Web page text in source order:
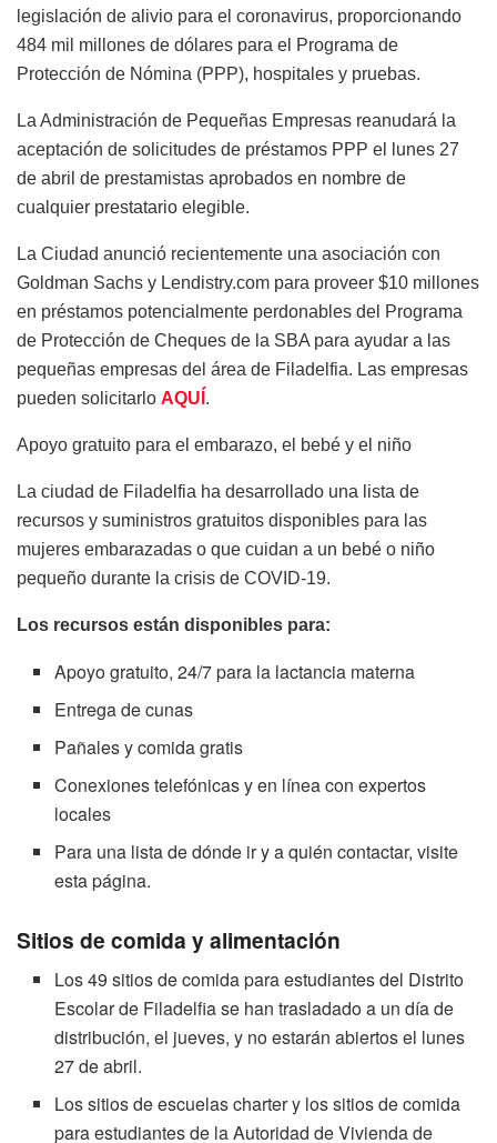
legislación de alivio para el coronavirus, proporcionando
484 mil millones de dólares para el Programa de
Protección de Nómina (PPP), hospitales y pruebas.
La Administración de Pequeñas Empresas reanudará la
aceptación de solicitudes de préstamos PPP el lunes 27
de abril de prestamistas aprobados en nombre de
cualquier prestatario elegible.
La Ciudad anunció recientemente una asociación con
Goldman Sachs y Lendistry.com para proveer $10 millones
en préstamos potencialmente perdonables del Programa
de Protección de Cheques de la SBA para ayudar a las
pequeñas empresas del área de Filadelfia. Las empresas
pueden solicitarlo AQUÍ .
Apoyo gratuito para el embarazo, el bebé y el niño
La ciudad de Filadelfia ha desarrollado una lista de
recursos y suministros gratuitos disponibles para las
mujeres embarazadas o que cuidan a un bebé o niño
pequeño durante la crisis de COVID-19.
Los recursos están disponibles para:
Apoyo gratuito, 24/7 para la lactancia materna
Entrega de cunas
Pañales y comida gratis
Conexiones telefónicas y en línea con expertos
locales
Para una lista de dónde ir y a quién contactar, visite
esta página.
Sitios de comida y alimentación
Los 49 sitios de comida para estudiantes del Distrito
Escolar de Filadelfia se han trasladado a un día de
distribución, el jueves, y no estarán abiertos el lunes
27 de abril.
Los sitios de escuelas charter y los sitios de comida
para estudiantes de la Autoridad de Vivienda de